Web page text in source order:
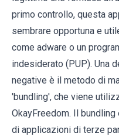
primo controllo, questa
sembrare opportuna e
come adware o un
indesiderato (PUP). Una
negative è il metodo di
'bundling', che viene
OkayFreedom. Il
di applicazioni di terze